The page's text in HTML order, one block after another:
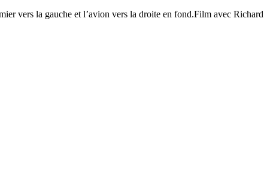
vers la gauche et l’avion vers la droite en fond.Film avec Richard